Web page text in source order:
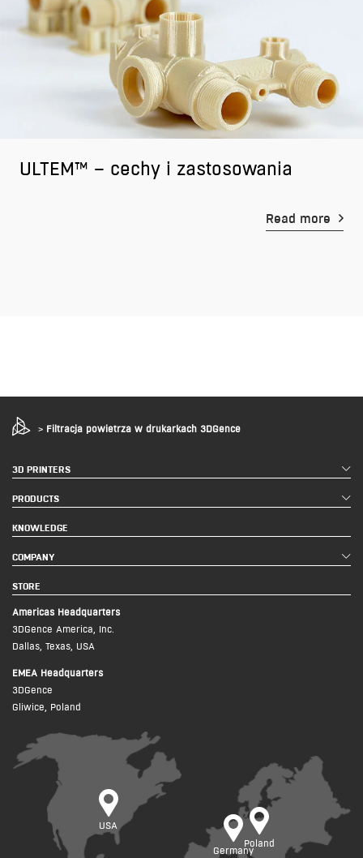
ULTEM™ – cechy i zastosowania
Read more
> Filtracja powietrza w drukarkach 3DGence
3D PRINTERS
PRODUCTS
KNOWLEDGE
COMPANY
STORE
Americas Headquarters
3DGence America, Inc.
Dallas, Texas, USA
USA
EMEA Headquarters
3DGence
Gliwice, Poland
Poland
Germany